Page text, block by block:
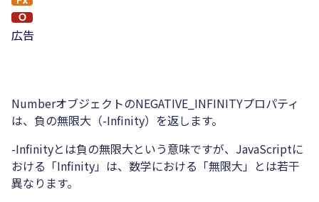
広告
NumberオブジェクトのNEGATIVE_INFINITYプロパティ
は、負の無限大（-Infinity）を返します。
-Infinityとは負の無限大という意味ですが、JavaScriptに
おける「Infinity」は、数学における「無限大」とは若干
異なります。